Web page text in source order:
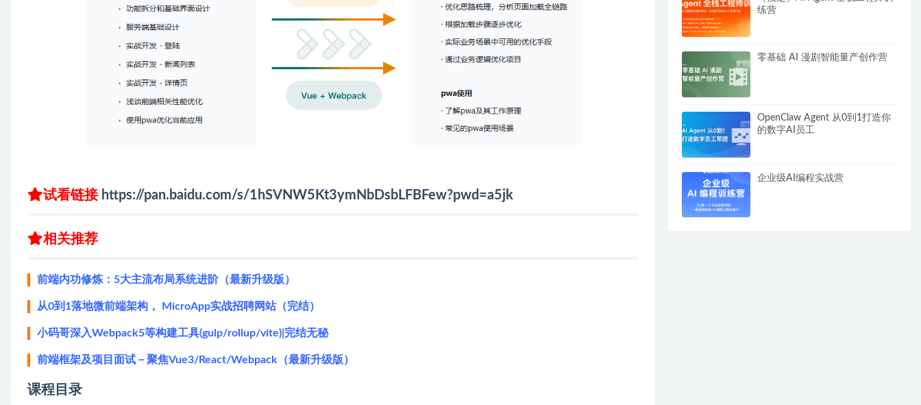
试看链接 https://pan.baidu.com/s/1hSVNW5Kt3ymNbDsbLFBFew?pwd=a5jk
相关推荐
前端内功修炼：5大主流布局系统进阶（最新升级版）
从0到1落地微前端架构， MicroApp实战招聘网站（完结）
小码哥深入Webpack5等构建工具(gulp/rollup/vite)|完结无秘
前端框架及项目面试－聚焦Vue3/React/Webpack（最新升级版）
课程目录
练营
零基础 AI 漫剧智能量产创作营
OpenClaw Agent 从0到1打造你
的数字AI员工
企业级AI编程实战营